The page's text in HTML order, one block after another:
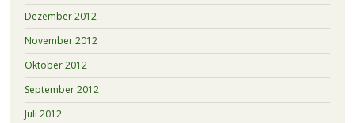
Dezember 2012
November 2012
Oktober 2012
September 2012
Juli 2012